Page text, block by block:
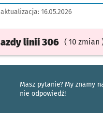
16.05.2026
linii 306 ( 10 zmian
Masz pytanie? My znamy
nie odpowiedź!